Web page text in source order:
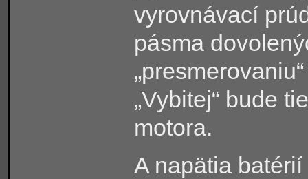
vyrovnávací
pásma
„Vybitej“ bude
motora.
A napätia